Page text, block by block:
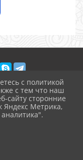
с политикой
с тем что наш
сайту сторонние
Яндекс Метрика,
аналитика".